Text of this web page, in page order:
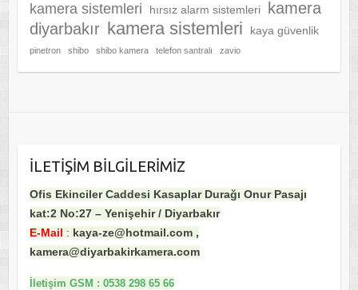
kamera sistemleri
hırsız alarm sistemleri
kamera
diyarbakır kamera sistemleri kaya güvenlik
pinetron shibo shibo kamera telefon santralı zavio
ILETIŞIM BILGILERIMIZ
Ofis Ekinciler Caddesi Kasaplar Durağı Onur Pasajı
kat:2 No:27 – Yenişehir / Diyarbakır
E-Mail : kaya-ze@hotmail.com ,
kamera@diyarbakirkamera.com
İletişim GSM : 0538 298 65 66